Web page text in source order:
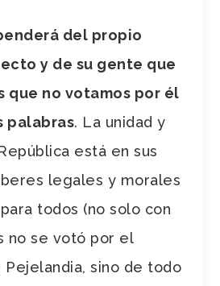
del propio
y de su gente que
que no votamos por él
palabras. La unidad y
está en sus
legales y morales
todos (no solo con
no se votó por el
sino de todo